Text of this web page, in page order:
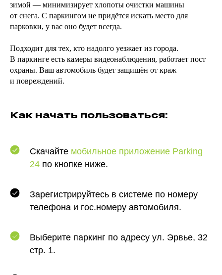
зимой — минимизирует хлопоты очистки машины
от снега. С паркингом не придётся искать место для
парковки, у вас оно будет всегда.
Подходит для тех, кто надолго уезжает из города.
В паркинге есть камеры видеонаблюдения, работает пост
охраны. Ваш автомобиль будет защищён от краж
и повреждений.
Как начать пользоваться:
Скачайте мобильное приложение Parking
24 по кнопке ниже.
Зарегистрируйтесь в системе по номеру
телефона и гос.номеру автомобиля.
Выберите паркинг по адресу ул. Эрвье, 32
стр. 1.